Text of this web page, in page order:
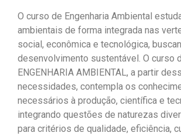
O curso de Engenharia Ambiental
ambientais de forma integrada nas
social, econômica e tecnológica,
desenvolvimento sustentável. O curso
ENGENHARIA AMBIENTAL, a partir
necessidades, contempla os
necessários à produção, científica e
integrando questões de naturezas
para critérios de qualidade, eficiência,